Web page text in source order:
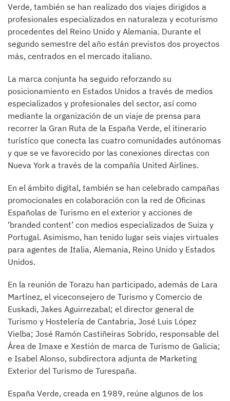
Verde, también se han realizado dos viajes dirigidos a
profesionales especializados en naturaleza y ecoturismo
procedentes del Reino Unido y Alemania. Durante el
segundo semestre del año están previstos dos proyectos
más, centrados en el mercado italiano.
La marca conjunta ha seguido reforzando su
posicionamiento en Estados Unidos a través de medios
especializados y profesionales del sector, así como
mediante la organización de un viaje de prensa para
recorrer la Gran Ruta de la España Verde, el itinerario
turístico que conecta las cuatro comunidades autónomas
y que se ve favorecido por las conexiones directas con
Nueva York a través de la compañía United Airlines.
En el ámbito digital, también se han celebrado campañas
promocionales en colaboración con la red de Oficinas
Españolas de Turismo en el exterior y acciones de
‘branded content’ con medios especializados de Suiza y
Portugal. Asimismo, han tenido lugar seis viajes virtuales
para agentes de Italia, Alemania, Reino Unido y Estados
Unidos.
En la reunión de Torazu han participado, además de Lara
Martínez, el viceconsejero de Turismo y Comercio de
Euskadi, Jakes Aguirrezabal; el director general de
Turismo y Hostelería de Cantabria, José Luis López
Vielba; José Ramón Castiñeiras Sobrido, responsable del
Área de Imaxe e Xestión de marca de Turismo de Galicia;
e Isabel Alonso, subdirectora adjunta de Marketing
Exterior del Turismo de Turespaña.
España Verde, creada en 1989, reúne algunos de los